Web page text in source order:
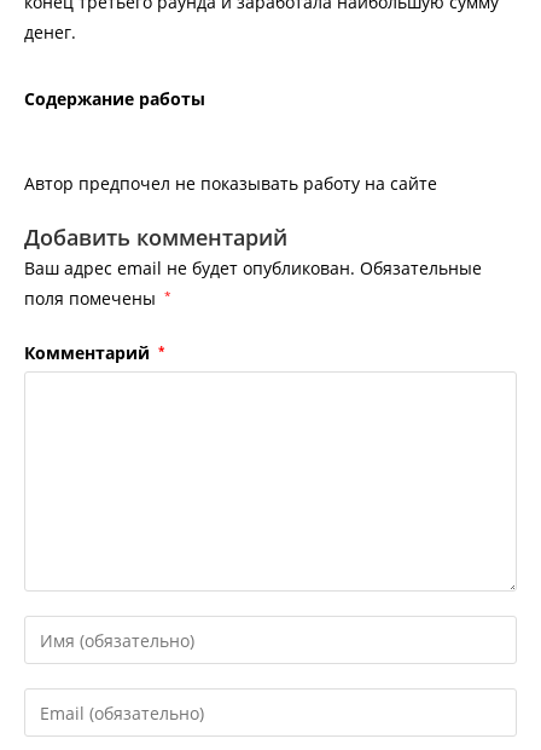
денег.
Содержание работы
Автор предпочел не показывать работу на сайте
Добавить комментарий
Ваш адрес email не будет опубликован. Обязательные
поля помечены *
Комментарий *
Введите
свое
имя
или
Введите
свой